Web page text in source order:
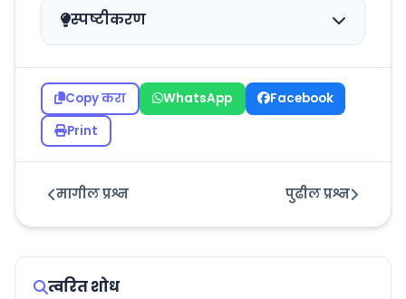
स्पष्टीकरण
Copy करा WhatsApp
Facebook
Print
मागील प्रश्न पुढील प्रश्न
त्वरित शोध